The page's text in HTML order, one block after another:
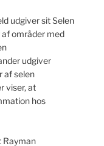
udgiver sit Selen
områder med
udgiver
af selen
viser, at
hos
Rayman